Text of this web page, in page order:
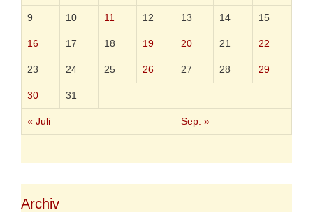
e
e
(
)
« Juli Sep. »
9 10 11 12 13 14 15
16 17 18 19 20 21 22
23 24 25 26 27 28 29
30 31
Archiv